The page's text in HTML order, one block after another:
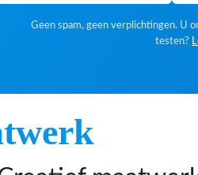
Geen spam, geen verplichtingen. U
testen?